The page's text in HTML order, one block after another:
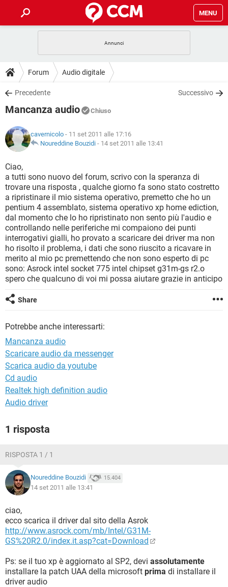
MENU
INTRATTENIMENTO
iOS
INSTAGRAM
TIKTOK
HARDWARE
GUIDE
COVID-19
INSTAGRAM WHATSAPP
TIKTOK
HARDWARE
DOWNLOAD
COVID-19
INTRATTENIMENTO
iOS WINDOWS 10
INSTAGRAM
TIKTOK FACEBOOK
HARDWARE
COVID-19 GAMING
INTRATTENIMENTO
iOS
INSTAGRAM WHATSAPP
TIKTOK FACEBOOK
HARDWARE
GLOSSARIO
COVID-19
INTRATTENIMENTO ANDROID
iOS WINDOWS 10
INSTAGRAM WHATSAPP
TIKTOK FACEBOOK
HARDWARE
Forum Audio digitale
Precedente Successivo
Mancanza audio Chiuso
cavernicolo - 11 set 2011 alle 17:16
Noureddine Bouzidi - 14 set 2011 alle 13:41
Ciao,
a tutti sono nuovo del forum, scrivo con la speranza di
trovare una risposta , qualche giorno fa sono stato costretto
a ripristinare il mio sistema operativo, premetto che ho un
pentium 4 assemblato, sistema operativo xp home ediction,
dal momento che lo ho ripristinato non sento più l'audio e
controllando nelle periferiche mi compaiono dei punti
interrogativi gialli, ho provato a scaricare dei driver ma non
ho risolto il problema, i dati che sono riuscito a ricavare in
merito al mio pc premettendo che non sono esperto di pc
sono: Asrock intel socket 775 intel chipset g31m-gs r2.o
spero che qualcuno di voi mi possa aiutare grazie in anticipo
Share
Potrebbe anche interessarti:
Mancanza audio
Scaricare audio da messenger
Scarica audio da youtube
Cd audio
Realtek high definition audio
Audio driver
1 risposta
RISPOSTA 1 / 1
Noureddine Bouzidi 15.404
14 set 2011 alle 13:41
ciao,
ecco scarica il driver dal sito della Asrok
http://www.asrock.com/mb/Intel/G31M-
GS%20R2.0/index.it.asp?cat=Download
Ps: se il tuo xp è aggiornato al SP2, devi assolutamente
installare la patch UAA della microsoft prima di installare il
driver audio